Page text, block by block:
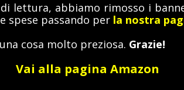
MediterraneoAntico
lettura, abbiamo rimosso i
spese passando per la nostra
cosa molto preziosa. Grazie!
Vai alla pagina Amazon